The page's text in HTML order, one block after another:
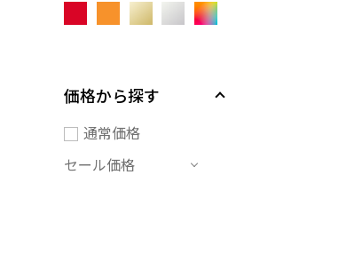
価格から探す
通常価格
セール価格